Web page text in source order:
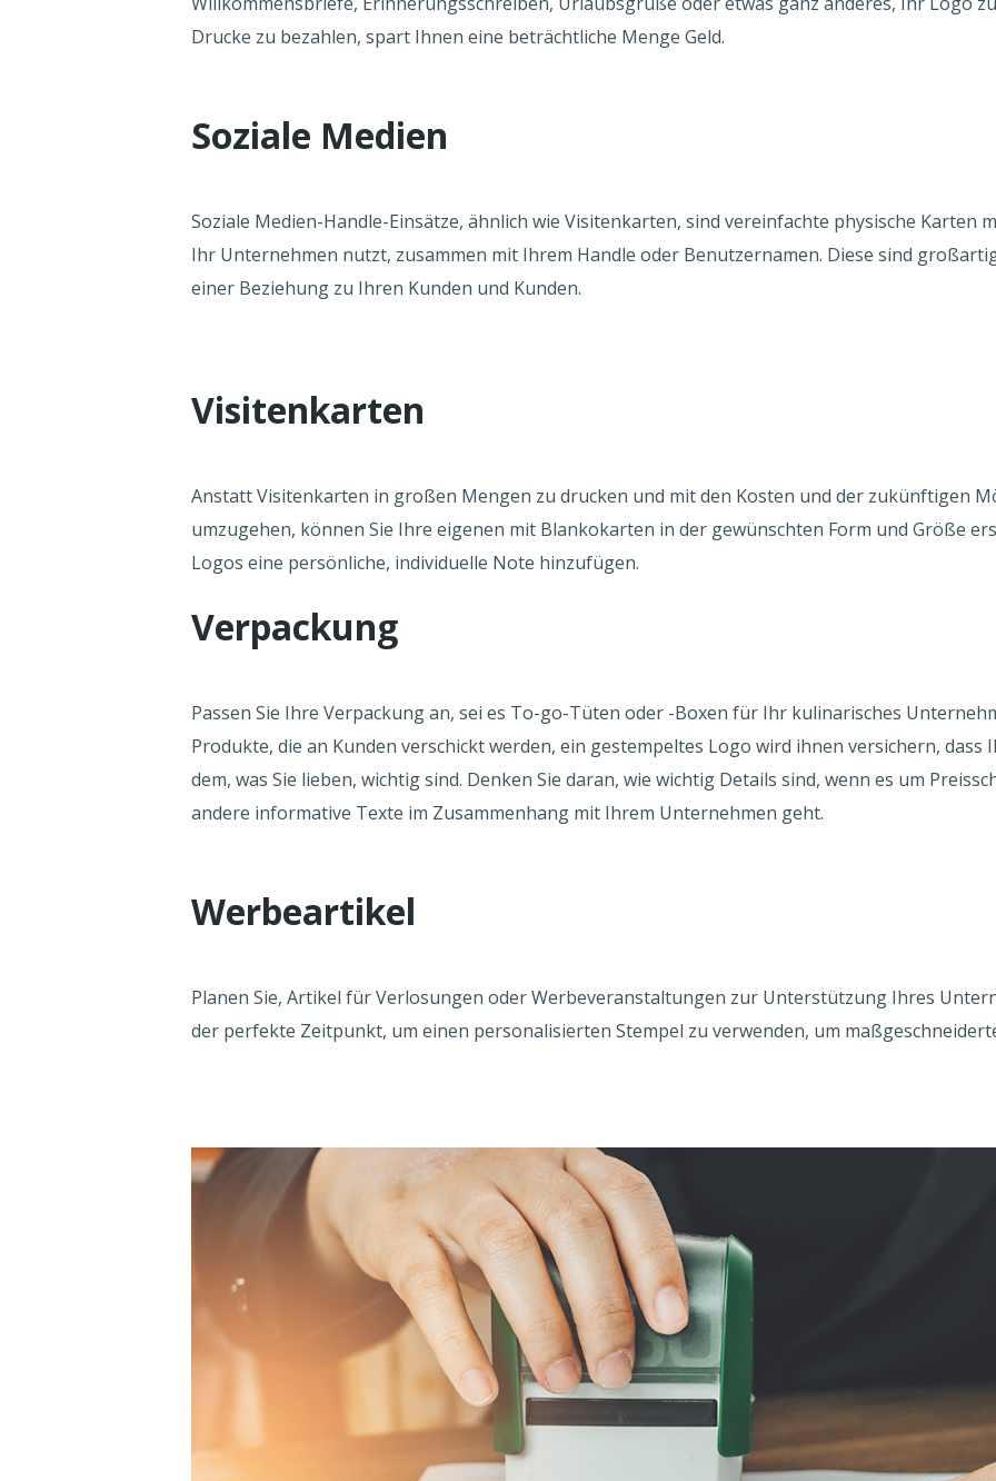
Drucke zu bezahlen, spart Ihnen eine beträchtliche Menge Geld.
Soziale Medien
Soziale Medien-Handle-Einsätze, ähnlich wie Visitenkarten, sind vereinfachte physische Karten
Ihr Unternehmen nutzt, zusammen mit Ihrem Handle oder Benutzernamen. Diese sind
einer Beziehung zu Ihren Kunden und Kunden.
Visitenkarten
Anstatt Visitenkarten in großen Mengen zu drucken und mit den Kosten und der zukünftigen
umzugehen, können Sie Ihre eigenen mit Blankokarten in der gewünschten Form und Größe
Logos eine persönliche, individuelle Note hinzufügen.
Verpackung
Passen Sie Ihre Verpackung an, sei es To-go-Tüten oder -Boxen für Ihr kulinarisches
Produkte, die an Kunden verschickt werden, ein gestempeltes Logo wird ihnen versichern,
dem, was Sie lieben, wichtig sind. Denken Sie daran, wie wichtig Details sind, wenn es um
andere informative Texte im Zusammenhang mit Ihrem Unternehmen geht.
Werbeartikel
Planen Sie, Artikel für Verlosungen oder Werbeveranstaltungen zur Unterstützung Ihres
der perfekte Zeitpunkt, um einen personalisierten Stempel zu verwenden, um